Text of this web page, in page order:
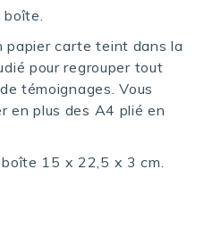
boîte.
papier carte teint dans la
pour regrouper tout
témoignages. Vous
en plus des A4 plié en
15 x 22,5 x 3 cm.